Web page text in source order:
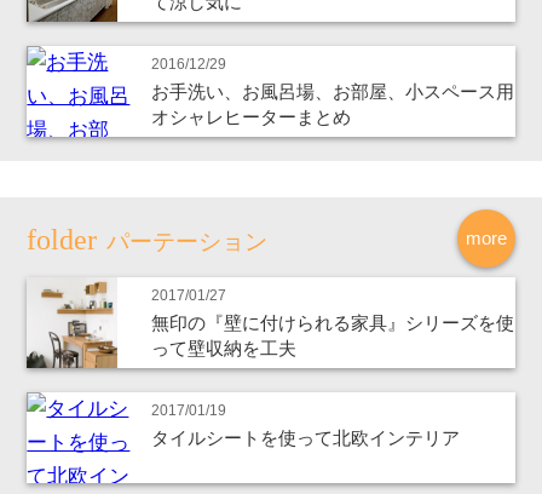
2016/12/29
お手洗い、お風呂場、お部屋、小スペース用
オシャレヒーターまとめ
more
パーテーション
2017/01/27
無印の『壁に付けられる家具』シリーズを使
って壁収納を工夫
2017/01/19
タイルシートを使って北欧インテリア